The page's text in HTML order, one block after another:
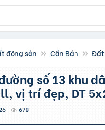
động sản Cần Bán Đất
vị trí đẹp, DT
678